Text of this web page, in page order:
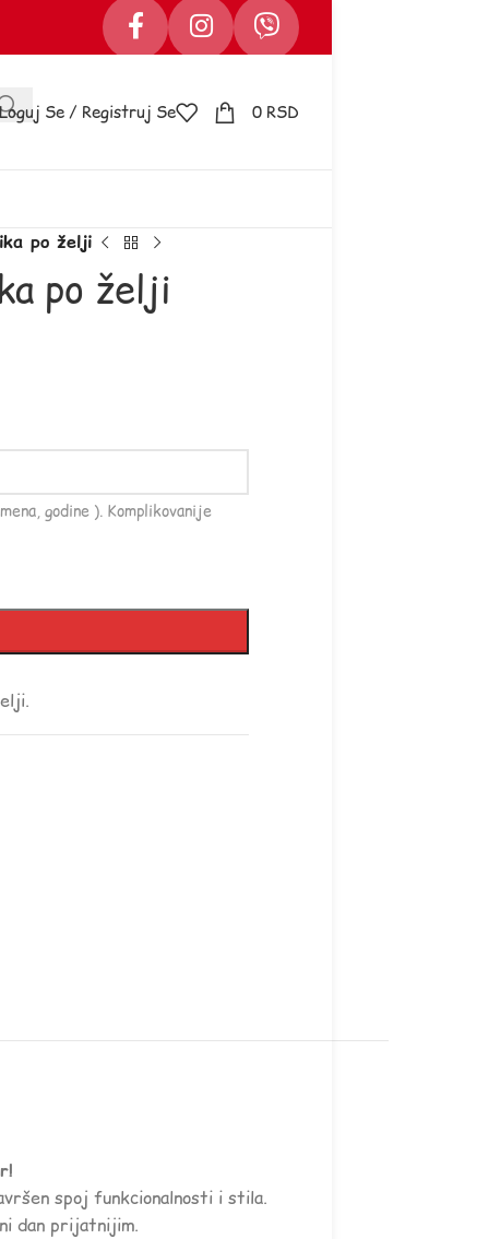
Loguj Se / Registruj Se 0 RSD
po želji
po želji
godine ). Komplikovanije
spoj funkcionalnosti i stila.
dan prijatnijim.